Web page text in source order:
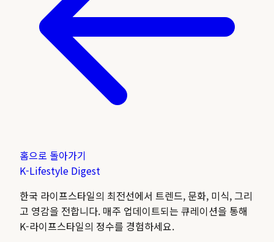
홈으로 돌아가기
K-Lifestyle Digest
한국 라이프스타일의 최전선에서 트렌드, 문화, 미식, 그리
고 영감을 전합니다. 매주 업데이트되는 큐레이션을 통해
K-라이프스타일의 정수를 경험하세요.